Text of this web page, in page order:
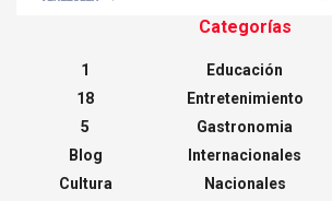
Categorías
1
18
5
Blog
Cultura
Educación
Entretenimiento
Gastronomia
Internacionales
Nacionales